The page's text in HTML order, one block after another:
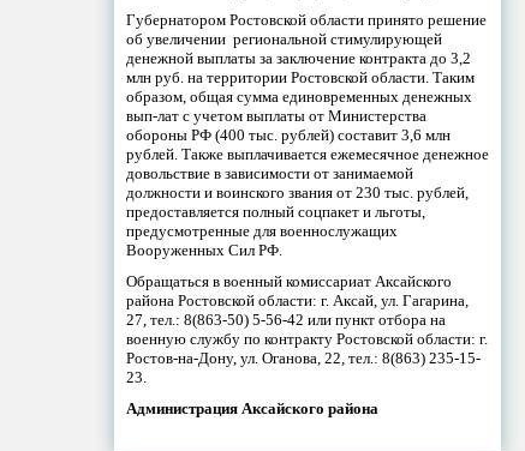
Губернатором Ростовской области принято решение
об увеличении региональной стимулирующей
денежной выплаты за заключение контракта до 3,2
млн руб. на территории Ростовской области. Таким
образом, общая сумма единовременных денежных
вып-лат с учетом выплаты от Министерства
обороны РФ (400 тыс. рублей) составит 3,6 млн
рублей. Также выплачивается ежемесячное денежное
довольствие в зависимости от занимаемой
должности и воинского звания от 230 тыс. рублей,
предоставляется полный соцпакет и льготы,
предусмотренные для военнослужащих
Вооруженных Сил РФ.
Обращаться в военный комиссариат Аксайского
района Ростовской области: г. Аксай, ул. Гагарина,
27, тел.: 8(863-50) 5-56-42 или пункт отбора на
военную службу по контракту Ростовской области: г.
Ростов-на-Дону, ул. Оганова, 22, тел.: 8(863) 235-15-
23.
Администрация Аксайского района